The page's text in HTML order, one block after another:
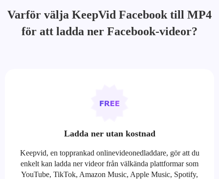
Varför välja KeepVid Facebook till MP4
för att ladda ner Facebook-videor?
Ladda ner utan kostnad
Keepvid, en topprankad onlinevideonedladdare, gör att du
enkelt kan ladda ner videor från välkända plattformar som
YouTube, TikTok, Amazon Music, Apple Music, Spotify,